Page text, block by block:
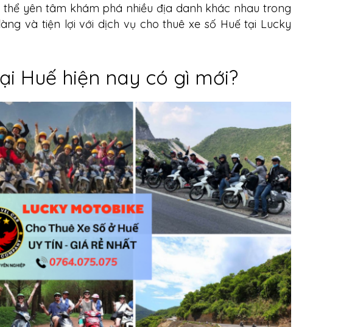
yên tâm khám phá nhiều địa danh khác nhau trong
và tiện lợi với dịch vụ cho thuê xe số Huế tại Lucky
Huế hiện nay có gì mới?